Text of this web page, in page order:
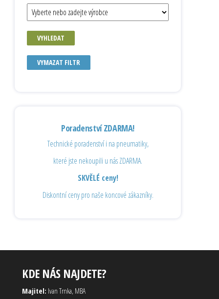
VYHLEDAT
VYMAZAT FILTR
Poradenství ZDARMA!
Technické poradenství i na pneumatiky,
které jste nekoupili u nás ZDARMA.
SKVĚLÉ ceny!
Diskontní ceny pro naše koncové zákazníky.
KDE NÁS NAJDETE?
Majitel: Ivan Trnka, MBA